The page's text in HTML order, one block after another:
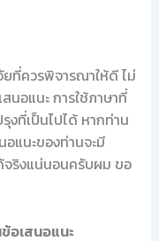
ที่ควรพิจารณาให้ดี ไม่
นอแนะ การใช้ภาษาที่
งที่เป็นไปได้ หากท่าน
อแนะของท่านจะมี
จริงแน่นอนครับผม ขอ
อเสนอแนะ